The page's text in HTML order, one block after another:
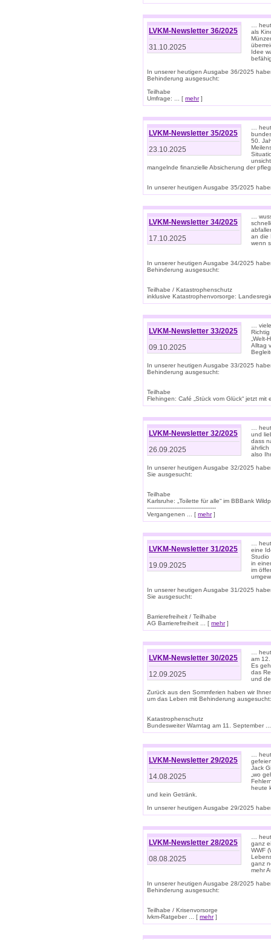
LVKM-Newsletter 36/2025
31.10.2025
…
als
Idee
In unserer heutigen Ausgabe 36/2025
Behinderung ausgesucht:
Teilhabe
Umfrage: ... [ mehr]
LVKM-Newsletter 35/2025
23.10.2025
…
50.
mangelnde finanzielle Absicherung der
In unserer heutigen Ausgabe 35/2025
LVKM-Newsletter 34/2025
17.10.2025
…
an die
wenn
In unserer heutigen Ausgabe 34/2025
Behinderung ausgesucht:
Teilhabe / Katastrophenschutz
inklusive Katastrophenvorsorge:
LVKM-Newsletter 33/2025
09.10.2025
…
Alltag
In unserer heutigen Ausgabe 33/2025
Behinderung ausgesucht:
Teilhabe
Flehingen: Café „Stück vom Glück“ jetzt mit
LVKM-Newsletter 32/2025
26.09.2025
…
und
dass
ährlich
also
In unserer heutigen Ausgabe 32/2025
Sie ausgesucht:
Teilhabe
Karlsruhe: „Toilette für alle“ im BBBank
--------------------------------------
Vergangenen ... [ mehr]
LVKM-Newsletter 31/2025
19.09.2025
…
eine
Studio
in
im
In unserer heutigen Ausgabe 31/2025
Sie ausgesucht:
Barrierefreiheit / Teilhabe
AG Barrierefreiheit ... [ mehr]
LVKM-Newsletter 30/2025
12.09.2025
…
am
Es
das
und
Zurück aus den Sommferien haben wir
um das Leben mit Behinderung ausgesucht:
Katastrophenschutz
Bundesweiter Warntag am 11. September
LVKM-Newsletter 29/2025
14.08.2025
…
Jack
„wo
heute
und kein Getränk.
In unserer heutigen Ausgabe 29/2025
LVKM-Newsletter 28/2025
08.08.2025
…
ganz
WWF
ganz
mehr
In unserer heutigen Ausgabe 28/2025
Behinderung ausgesucht:
Teilhabe / Krisenvorsorge
lvkm-Ratgeber ... [ mehr]